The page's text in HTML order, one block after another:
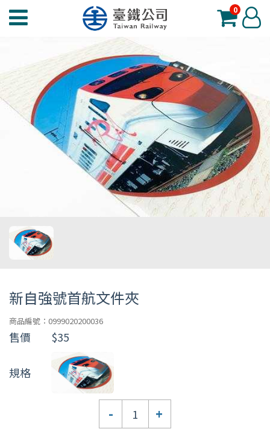
臺
工
功
0 登
入
新自強號首航文件夾
商品編號：0999020200036
售價 $35
規格
- +